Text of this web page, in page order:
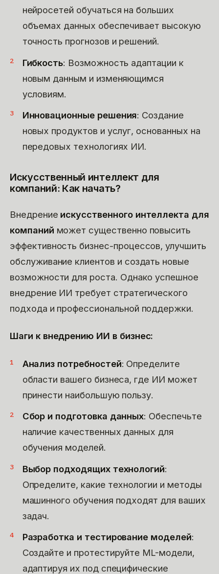
нейросетей обучаться на больших
объемах данных обеспечивает высокую
точность прогнозов и решений.
Гибкость: Возможность адаптации к
новым данным и изменяющимся
условиям.
Инновационные решения: Создание
новых продуктов и услуг, основанных на
передовых технологиях ИИ.
Искусственный интеллект для
компаний: Как начать?
Внедрение искусственного интеллекта для
компаний может существенно повысить
эффективность бизнес-процессов, улучшить
обслуживание клиентов и создать новые
возможности для роста. Однако успешное
внедрение ИИ требует стратегического
подхода и профессиональной поддержки.
Шаги к внедрению ИИ в бизнес:
Анализ потребностей: Определите
области вашего бизнеса, где ИИ может
принести наибольшую пользу.
Сбор и подготовка данных: Обеспечьте
наличие качественных данных для
обучения моделей.
Выбор подходящих технологий:
Определите, какие технологии и методы
машинного обучения подходят для ваших
задач.
Разработка и тестирование моделей:
Создайте и протестируйте ML-модели,
адаптируя их под специфические